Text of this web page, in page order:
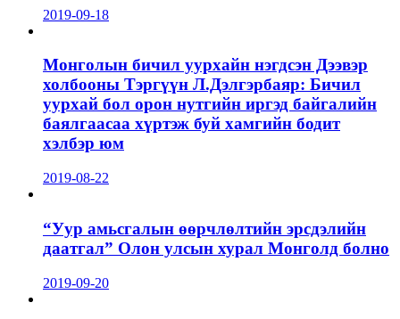
2019-09-18
Монголын бичил уурхайн нэгдсэн Дээвэр
холбооны Тэргүүн Л.Дэлгэрбаяр: Бичил
уурхай бол орон нутгийн иргэд байгалийн
баялгаасаа хүртэж буй хамгийн бодит
хэлбэр юм
2019-08-22
“Уур амьсгалын өөрчлөлтийн эрсдэлийн
даатгал” Олон улсын хурал Монголд болно
2019-09-20